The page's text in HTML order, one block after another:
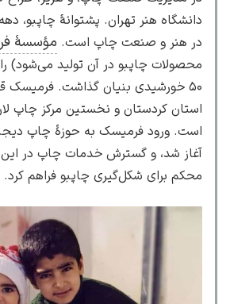
گوستاو کلیمت
دانشگاه هنر تهران. پشتوانهٔ چاپبو،
در هنر و صنعت چاپ است. مؤسسهٔ
محصولات چاپبو در آن تولید می‌شود)
۵۰ خورشیدی بنیان گذاشت. فرمیسک
استان کردستان و نخستین مرکز چاپ
آغاز شد، و گسترش خدمات چاپ در
محکم برای شکل‌گیری چاپبو فراهم کرد.